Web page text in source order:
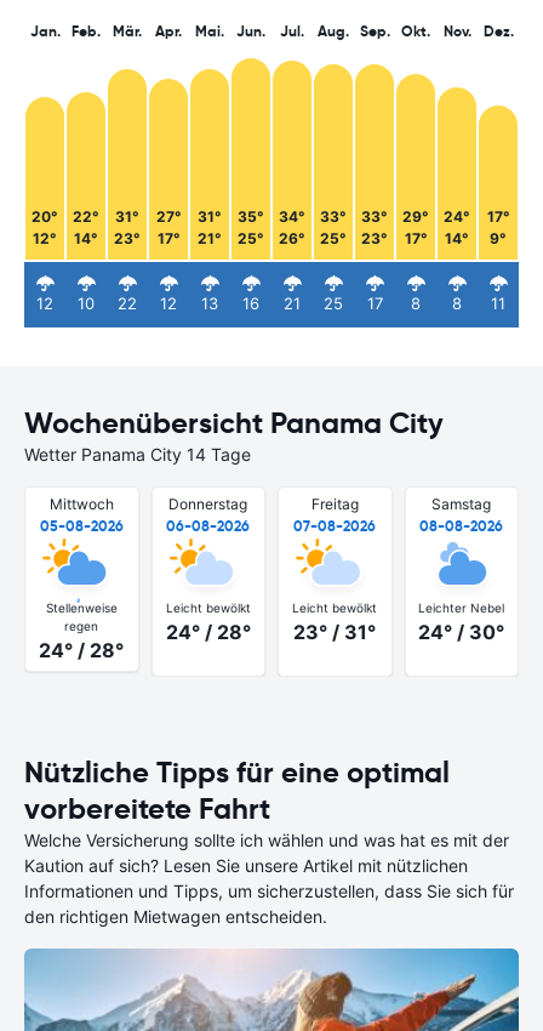
Jan.
20°
12°
12
Feb.
22°
14°
10
Mär.
31°
23°
22
Apr.
27°
17°
12
Mai.
31°
21°
13
Jun.
35°
25°
16
Jul.
34°
26°
21
Aug.
33°
25°
25
Sep.
33°
23°
17
Okt.
29°
17°
8
Nov.
24°
14°
8
Dez.
17°
9°
11
Wochenübersicht Panama City
Wetter Panama City 14 Tage
Mittwoch
05-08-2026
Stellenweise
regen
24° / 28°
Donnerstag
06-08-2026
Leicht bewölkt
24° / 28°
Freitag
07-08-2026
Leicht bewölkt
23° / 31°
Samstag
08-08-2026
Leichter Nebel
24° / 30°
Nützliche Tipps für eine optimal
vorbereitete Fahrt
Welche Versicherung sollte ich wählen und was hat es mit der
Kaution auf sich? Lesen Sie unsere Artikel mit nützlichen
Informationen und Tipps, um sicherzustellen, dass Sie sich für
den richtigen Mietwagen entscheiden.